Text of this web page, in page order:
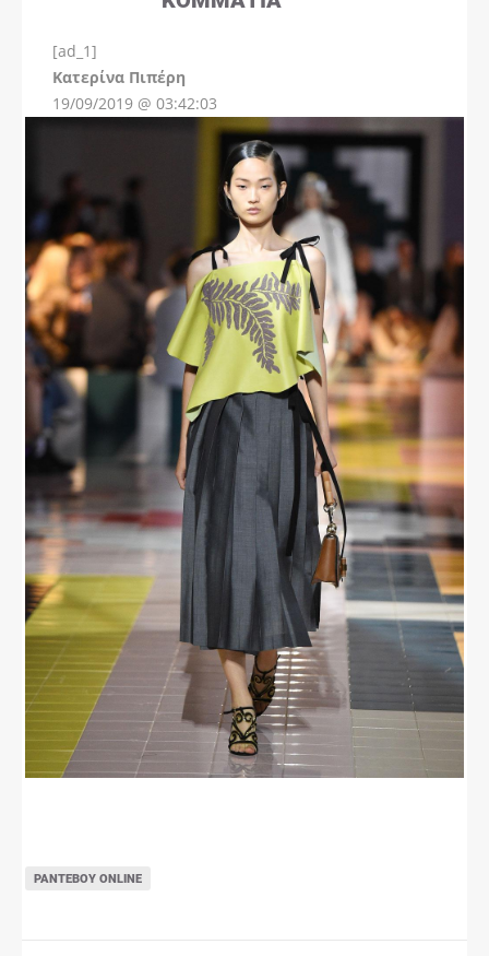
[ad_1]
Kατερίνα Πιπέρη
19/09/2019 @ 03:42:03
ΡΑΝΤΕΒΟΎ ONLINE